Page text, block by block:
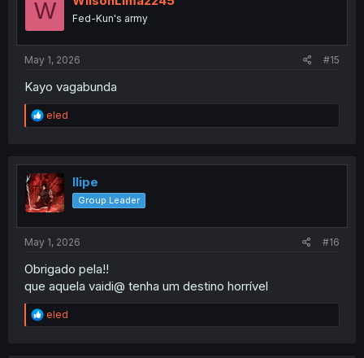
o
W Fed-Kun's army
May 1, 2026 #15
Kayo vagabunda
R
e
t
i
o
n
eled
llipe
Group Leader
May 1, 2026 #16
Obrigado pela!!
que aquela vaidi@ tenha um destino horrível
R
e
eled